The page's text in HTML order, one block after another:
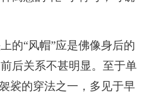
“风帽”应是佛像身后的
后关系不甚明显。至于单
裟的穿法之一，多见于早